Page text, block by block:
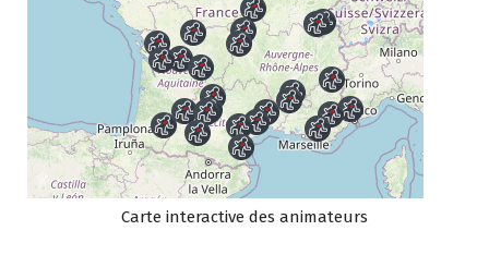
Carte interactive des animateurs